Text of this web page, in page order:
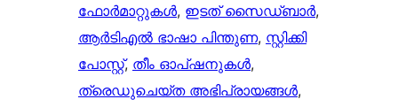
ഫോർമാറ്റുകൾ, ഇടത് സൈഡ്ബാർ
ആർ‌ടി‌എൽ ഭാഷാ പിന്തുണ, സ്റ്റിക്കി
പോസ്റ്റ്, തീം ഓപ്ഷനുകൾ
ത്രെഡുചെയ്‌ത അഭിപ്രായങ്ങൾ